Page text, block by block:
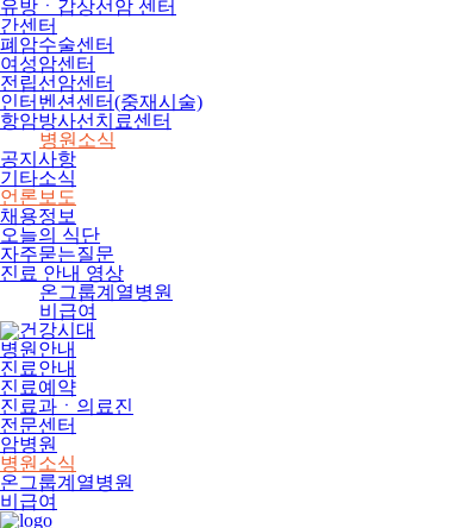
유방ㆍ갑상선암 센터
간센터
폐암수술센터
여성암센터
전립선암센터
인터벤션센터(중재시술)
항암방사선치료센터
병원소식
공지사항
기타소식
언론보도
채용정보
오늘의 식단
자주묻는질문
진료 안내 영상
온그룹계열병원
비급여
병원안내
진료안내
진료예약
진료과ㆍ의료진
전문센터
암병원
병원소식
온그룹계열병원
비급여